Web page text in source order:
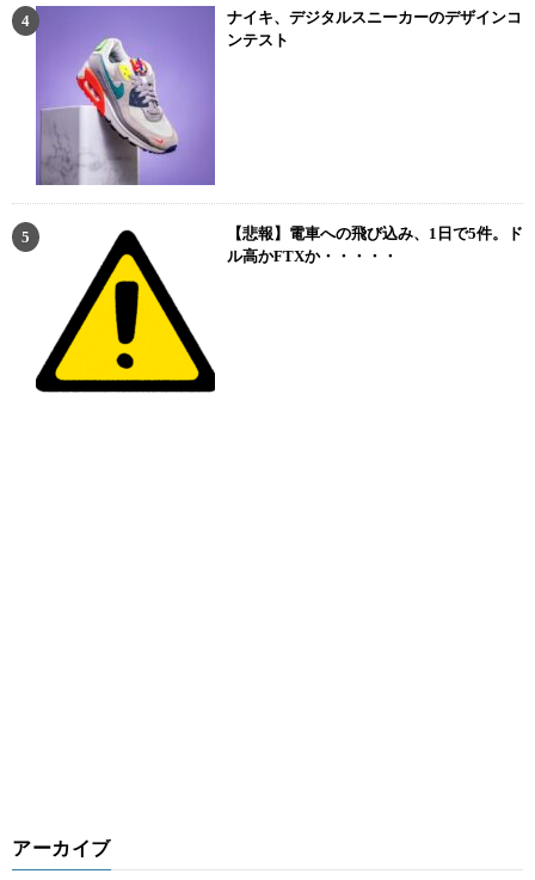
ナイキ、デジタルスニーカーのデザインコ
ンテスト
【悲報】電車への飛び込み、1日で5件。ド
ル高かFTXか・・・・・
アーカイブ